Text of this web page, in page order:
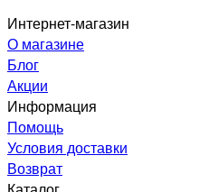
Интернет-магазин
О магазине
Блог
Акции
Информация
Помощь
Условия доставки
Возврат